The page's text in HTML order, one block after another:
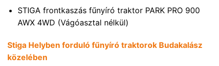
STIGA frontkaszás fűnyíró traktor PARK PRO 900
AWX 4WD (Vágóasztal nélkül)
Stiga Helyben forduló fűnyíró traktorok Budakalász
közelében